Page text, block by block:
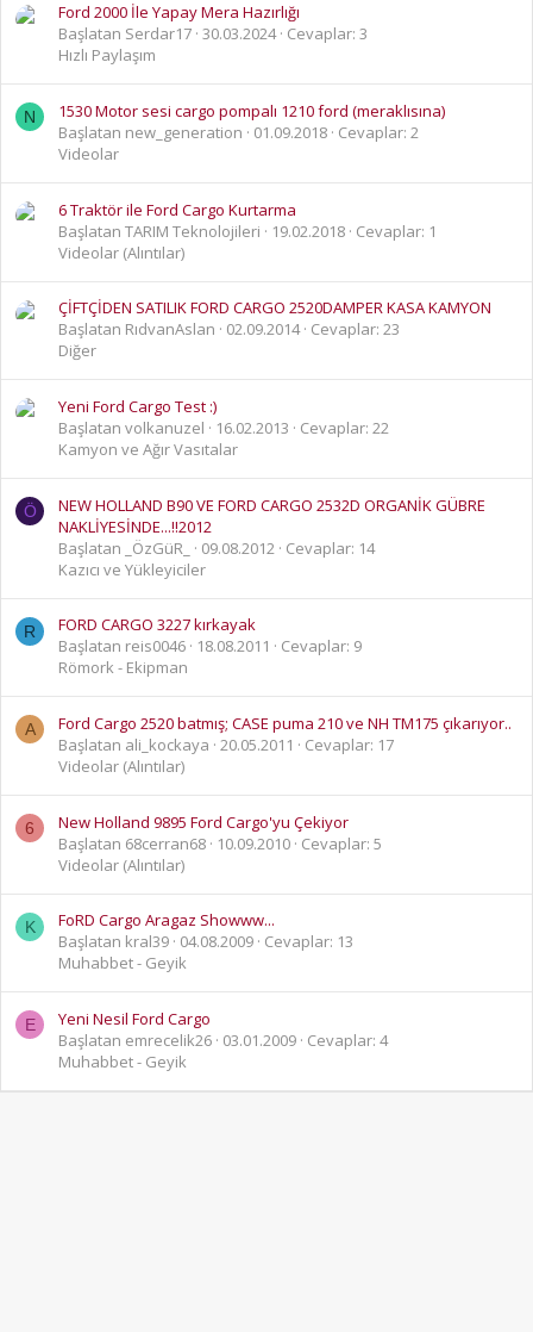
Ford 2000 İle Yapay Mera Hazırlığı
Başlatan Serdar17 30.03.2024 Cevaplar: 3
Hızlı Paylaşım
N
1530 Motor sesi cargo pompalı 1210 ford (meraklısına)
Başlatan new_generation
01.09.2018 Cevaplar: 2
Videolar
6 Traktör ile Ford Cargo Kurtarma
Başlatan TARIM Teknolojileri
19.02.2018 Cevaplar: 1
Videolar (Alıntılar)
ÇİFTÇİDEN SATILIK FORD CARGO 2520DAMPER KASA KAMYON
Başlatan RıdvanAslan
02.09.2014 Cevaplar: 23
Diğer
Yeni Ford Cargo Test :)
Başlatan volkanuzel
16.02.2013
Cevaplar: 22
Kamyon ve Ağır Vasıtalar
Ö
NEW HOLLAND B90 VE FORD CARGO 2532D ORGANİK GÜBRE
NAKLİYESİNDE...!!2012
Başlatan _ÖzGüR_
09.08.2012 Cevaplar: 14
Kazıcı ve Yükleyiciler
R
FORD CARGO 3227 kırkayak
Başlatan reis0046
18.08.2011
Cevaplar: 9
Römork - Ekipman
A
Ford Cargo 2520 batmış; CASE puma 210 ve NH TM175 çıkarıyor..
Başlatan ali_kockaya 20.05.2011
Cevaplar: 17
Videolar (Alıntılar)
6
New Holland 9895 Ford Cargo'yu Çekiyor
Başlatan 68cerran68
10.09.2010 Cevaplar: 5
Videolar (Alıntılar)
K
FoRD Cargo Aragaz Showww...
Başlatan kral39 04.08.2009 Cevaplar: 13
Muhabbet - Geyik
E
Yeni Nesil Ford Cargo
Başlatan emrecelik26 03.01.2009 Cevaplar: 4
Muhabbet - Geyik